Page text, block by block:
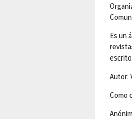
Es un
Autor:
Como